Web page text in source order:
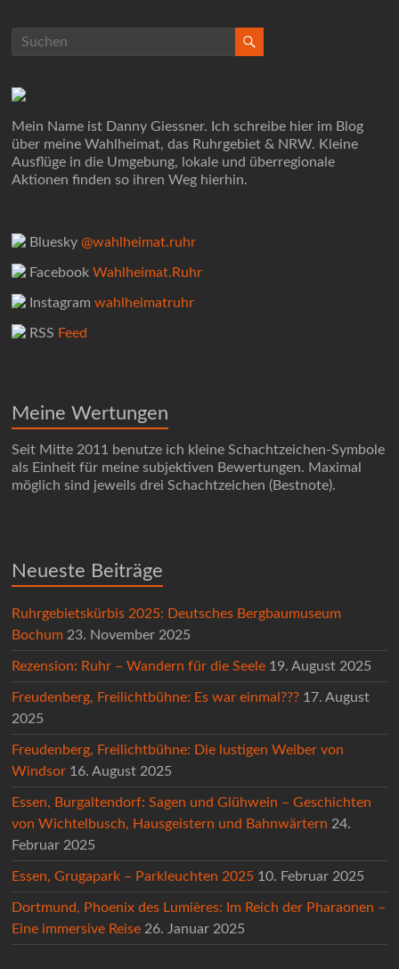
Mein Name ist Danny Giessner. Ich schreibe hier im Blog
über meine Wahlheimat, das Ruhrgebiet & NRW. Kleine
Ausflüge in die Umgebung, lokale und überregionale
Aktionen finden so ihren Weg hierhin.
Bluesky@wahlheimat.ruhr
FacebookWahlheimat.Ruhr
Instagramwahlheimatruhr
RSS Feed
Meine Wertungen
Seit Mitte 2011 benutze ich kleine Schachtzeichen-Symbole
als Einheit für meine subjektiven Bewertungen. Maximal
möglich sind jeweils drei Schachtzeichen (Bestnote).
Neueste Beiträge
Ruhrgebietskürbis 2025: Deutsches Bergbaumuseum
Bochum 23. November 2025
Rezension: Ruhr – Wandern für die Seele 19. August 2025
Freudenberg, Freilichtbühne: Es war einmal??? 17. August
2025
Freudenberg, Freilichtbühne: Die lustigen Weiber von
Windsor 16. August 2025
Essen, Burgaltendorf: Sagen und Glühwein – Geschichten
von Wichtelbusch, Hausgeistern und Bahnwärtern 24.
Februar 2025
Essen, Grugapark – Parkleuchten 2025 10. Februar 2025
Dortmund, Phoenix des Lumières: Im Reich der Pharaonen –
Eine immersive Reise 26. Januar 2025